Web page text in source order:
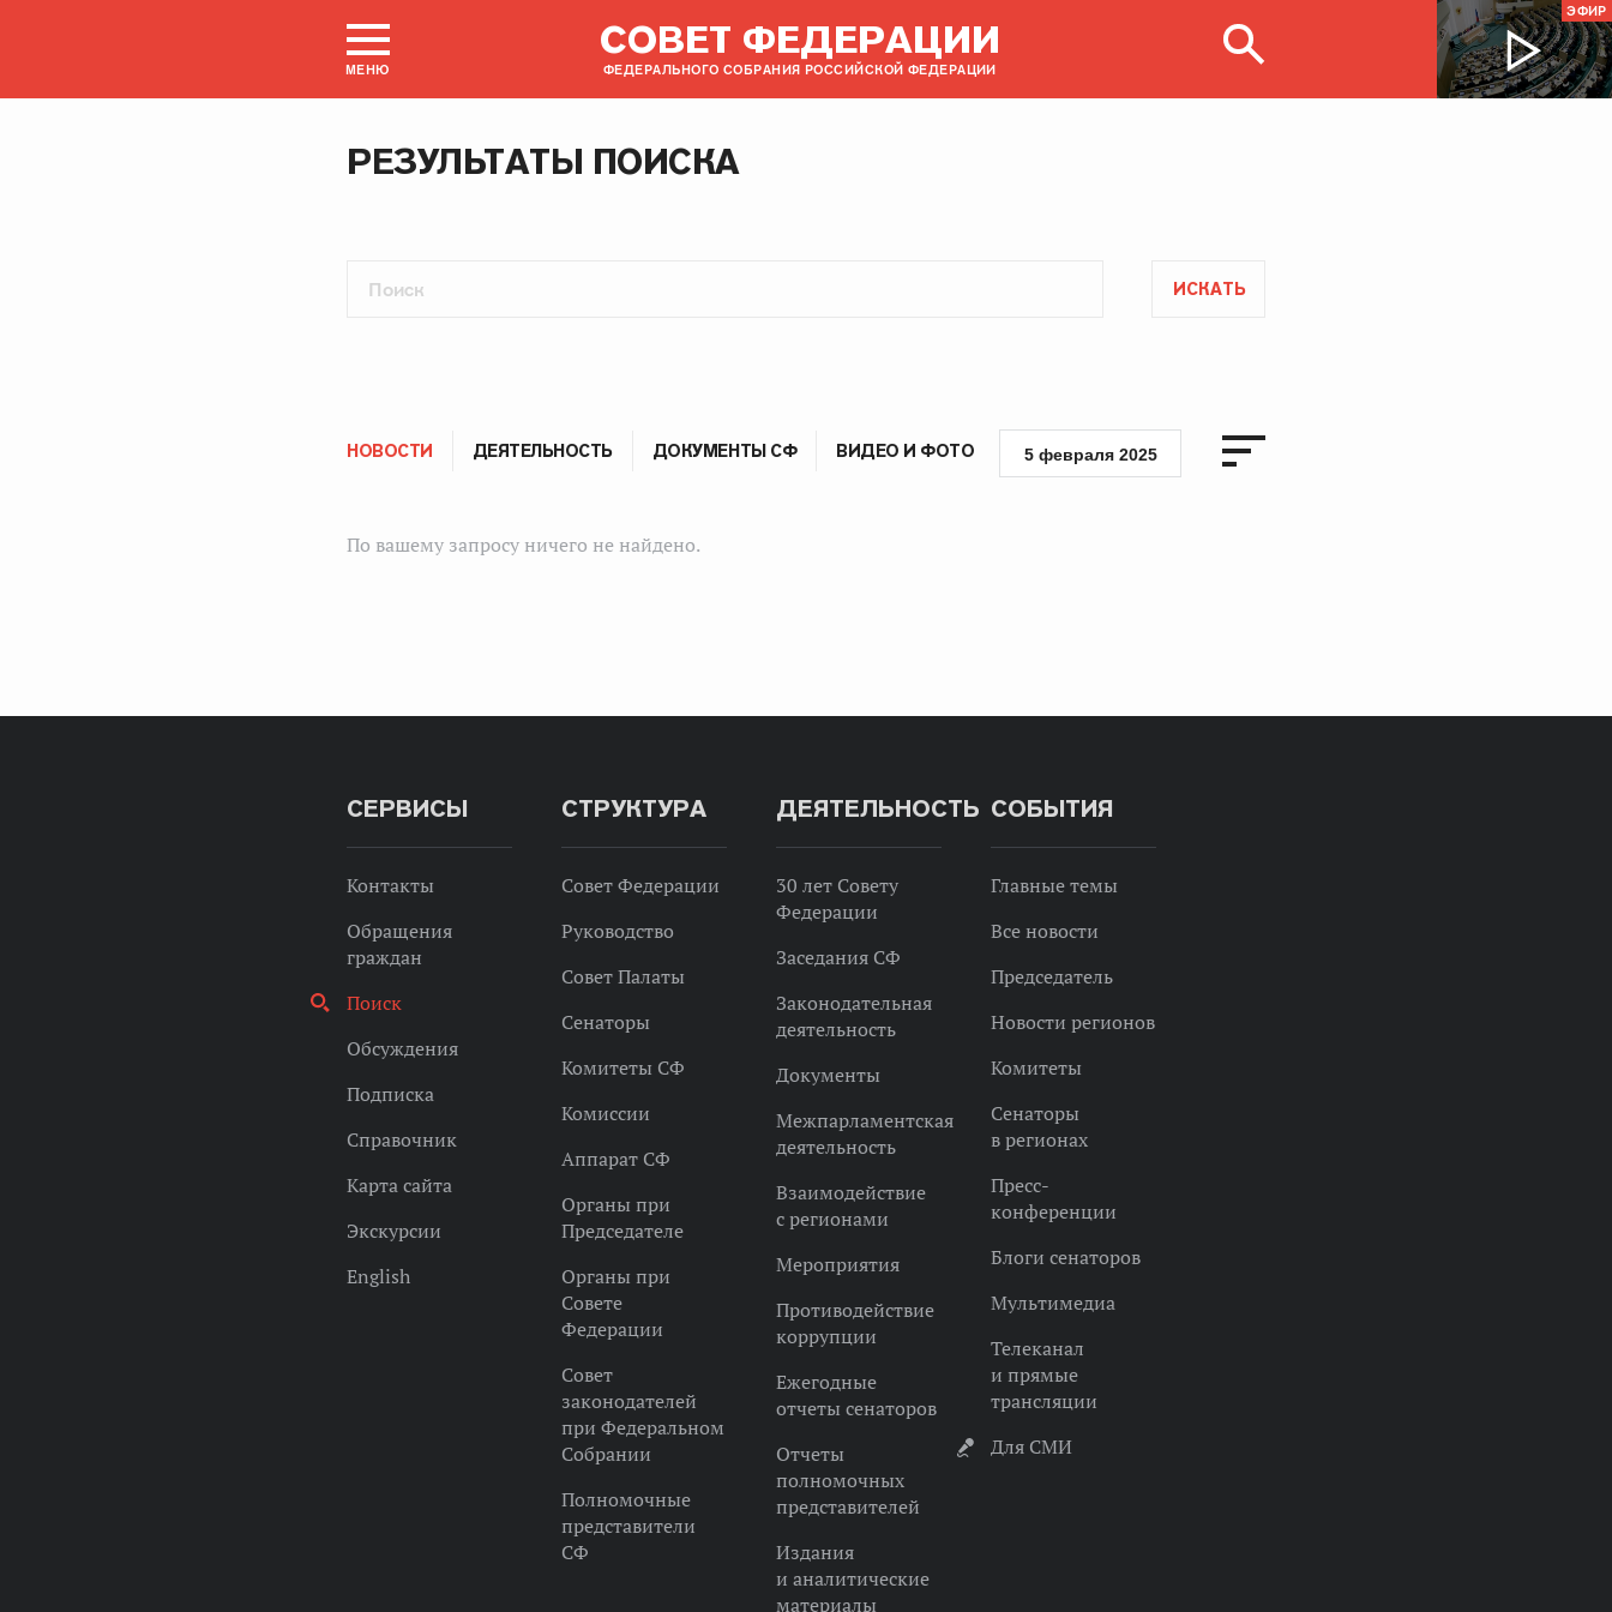
МЕНЮ
СОВЕТ ФЕДЕРАЦИИ
ФЕДЕРАЛЬНОГО СОБРАНИЯ РОССИЙСКОЙ ФЕДЕРАЦИИ
ЭФИР
РЕЗУЛЬТАТЫ ПОИСКА
ИСКАТЬ
НОВОСТИ ДЕЯТЕЛЬНОСТЬ ДОКУМЕНТЫ СФ ВИДЕО И ФОТО 5 февраля 2025
По вашему запросу ничего не найдено.
СЕРВИСЫ
Контакты
Обращения
граждан
Поиск
Обсуждения
Подписка
Справочник
Карта сайта
Экскурсии
English
СТРУКТУРА
Совет Федерации
Руководство
Совет Палаты
Сенаторы
Комитеты СФ
Комиссии
Аппарат СФ
Органы при
Председателе
Органы при
Совете
Федерации
Совет
законодателей
при Федеральном
Собрании
Полномочные
представители
СФ
ДЕЯТЕЛЬНОСТЬ
30 лет Совету
Федерации
Заседания СФ
Законодательная
деятельность
Документы
Межпарламентская
деятельность
Взаимодействие
с регионами
Мероприятия
Противодействие
коррупции
Ежегодные
отчеты сенаторов
Отчеты
полномочных
представителей
Издания
и аналитические
материалы
СОБЫТИЯ
Главные темы
Все новости
Председатель
Новости регионов
Комитеты
Сенаторы
в регионах
Пресс-
конференции
Блоги сенаторов
Мультимедиа
Телеканал
и прямые
трансляции
Для СМИ